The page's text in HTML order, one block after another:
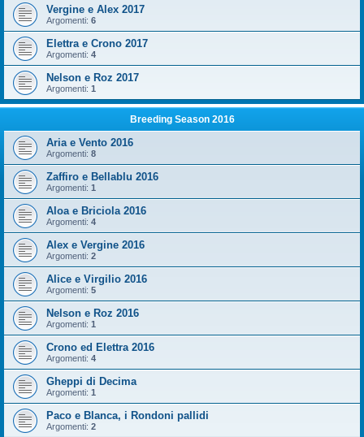
Vergine e Alex 2017
Argomenti: 6
Elettra e Crono 2017
Argomenti: 4
Nelson e Roz 2017
Argomenti: 1
Breeding Season 2016
Aria e Vento 2016
Argomenti: 8
Zaffiro e Bellablu 2016
Argomenti: 1
Aloa e Briciola 2016
Argomenti: 4
Alex e Vergine 2016
Argomenti: 2
Alice e Virgilio 2016
Argomenti: 5
Nelson e Roz 2016
Argomenti: 1
Crono ed Elettra 2016
Argomenti: 4
Gheppi di Decima
Argomenti: 1
Paco e Blanca, i Rondoni pallidi
Argomenti: 2